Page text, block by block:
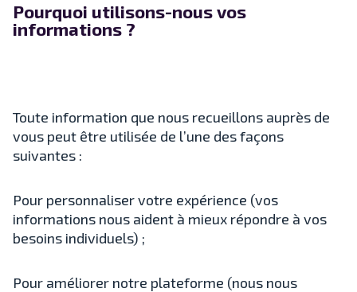
Pourquoi utilisons-nous vos
informations ?
Toute information que nous recueillons auprès de
vous peut être utilisée de l’une des façons
suivantes :
Pour personnaliser votre expérience (vos
informations nous aident à mieux répondre à vos
besoins individuels) ;
Pour améliorer notre plateforme (nous nous